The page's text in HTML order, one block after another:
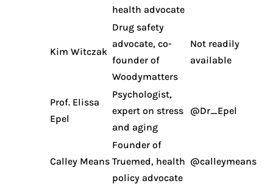
health advocate
Kim Witczak
Drug safety
advocate, co-
founder of
Woodymatters
Not readily
available
Prof. Elissa
Epel
Psychologist,
expert on stress
and aging
@Dr_Epel
Calley Means
Founder of
Truemed, health
policy advocate
@calleymeans